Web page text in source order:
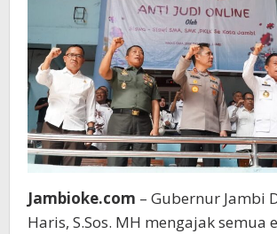
Jambioke.com – Gubernur Jambi
Haris, S.Sos. MH mengajak semua